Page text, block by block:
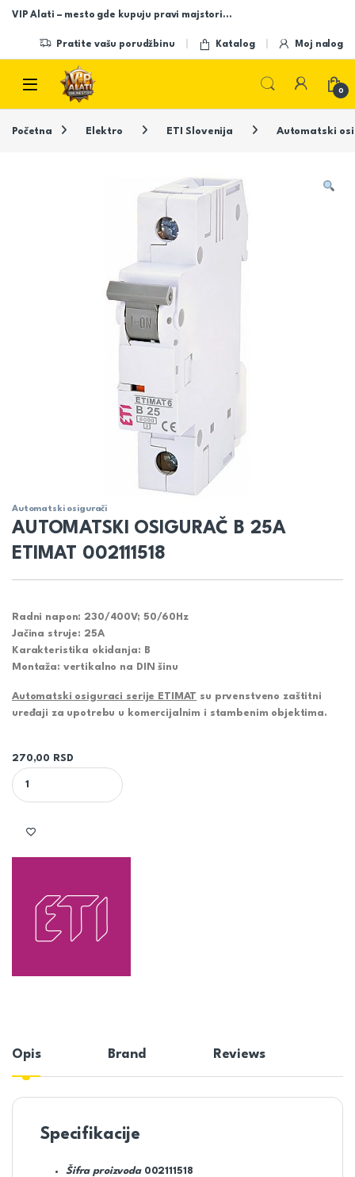
Skip to navigation
Skip to content
VIP Alati – mesto gde kupuju pravi majstori…
Pratite vašu porudžbinu Katalog Moj nalog
Open
0
Početna Elektro ETI Slovenija Automatski
Automatski osigurači
AUTOMATSKI OSIGURAČ B 25A
ETIMAT 002111518
Radni napon: 230/400V; 50/60Hz
Jačina struje: 25A
Karakteristika okidanja: B
Montaža: vertikalno na DIN šinu
Automatski osiguraci serije ETIMAT su prvenstveno zaštitni
uređaji za upotrebu u komercijalnim i stambenim objektima.
270,00
RSD
AUTOMATSKI OSIGURAČ B 25A ETIMAT 002111518 quantity
Opis Brand Reviews
Specifikacije
Šifra proizvoda 002111518